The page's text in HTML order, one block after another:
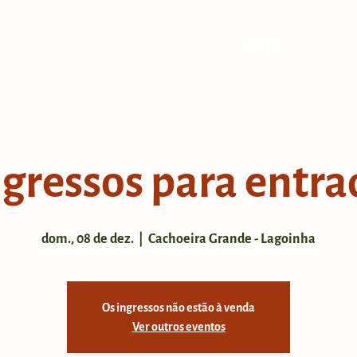
para
dom., 08 de dez. Cachoeira Grande - Lagoinha
Os ingressos não estão à venda
Ver outros eventos